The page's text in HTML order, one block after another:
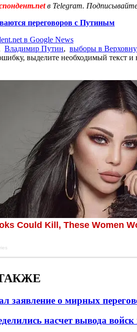
в Telegram.
переговоров с Путиным
в Google News
Владимир Путин, выборы в
выделите необходимый текст
заявление о мирных
насчет вывода войск